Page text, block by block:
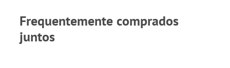
Frequentemente comprados
juntos